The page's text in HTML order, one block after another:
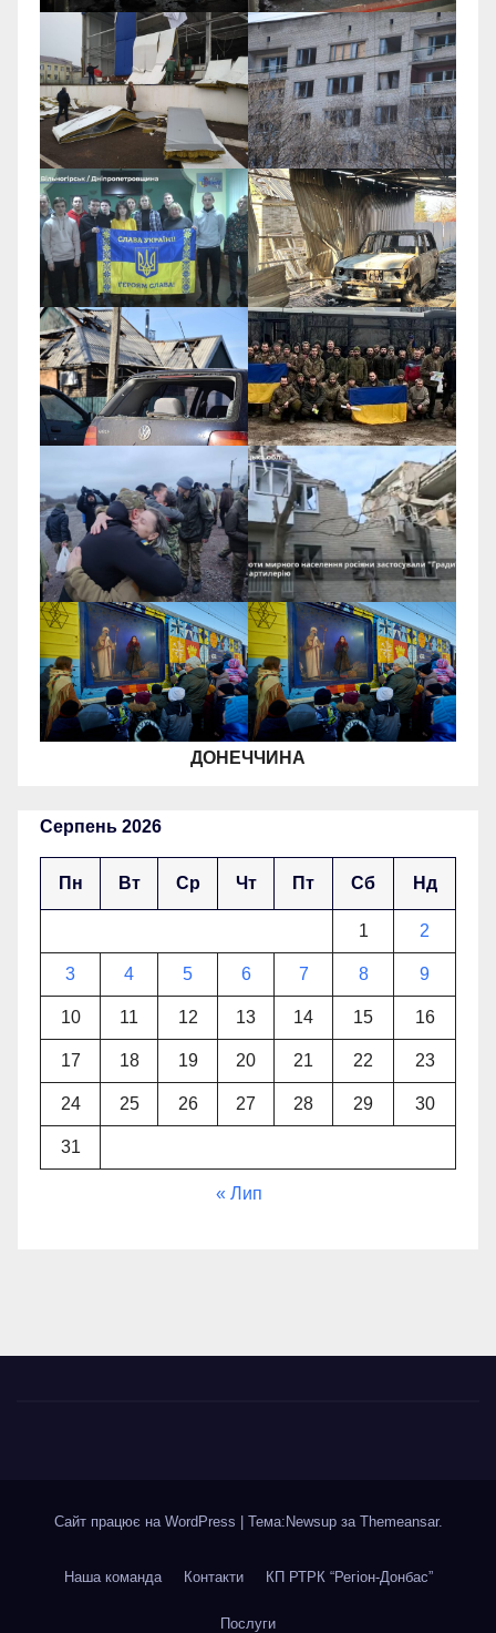
ДОНЕЧЧИНА
Серпень 2026
Пн Вт Ср Чт Пт Сб Нд
1 2
3 4 5 6 7 8 9
10 11 12 13 14 15 16
17 18 19 20 21 22 23
24 25 26 27 28 29 30
31
« Лип
Сайт працює на WordPress Тема:Newsup за Themeansar.
Наша команда Контакти КП РТРК “Регіон-Донбас”
Послуги